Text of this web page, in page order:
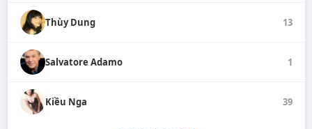
Thùy Dung 13
Salvatore Adamo 1
Kiều Nga 39